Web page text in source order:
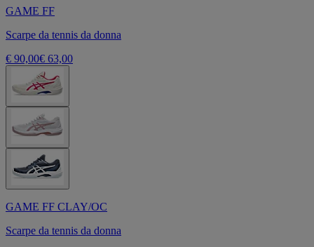
GAME FF
Scarpe da tennis da donna
€ 90,00€ 63,00
GAME FF CLAY/OC
Scarpe da tennis da donna